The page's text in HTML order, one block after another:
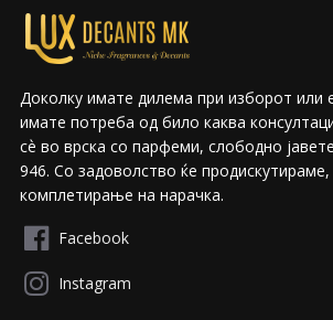
Доколку имате дилема при изборот или
имате потреба од било каква
сѐ во врска со парфеми, слободно
946. Со задоволство ќе
комплетирање на нарачка.
Facebook
Instagram